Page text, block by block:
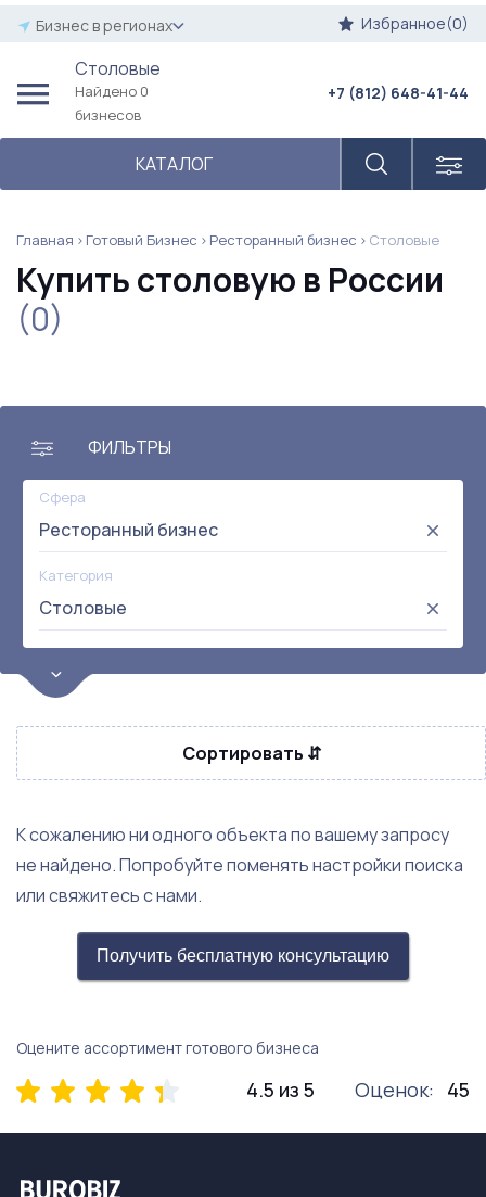
Бизнес в регионах Избранное(0)
Столовые
Найдено 0
бизнесов
КАТАЛОГ
+7 (812) 648-41-44
Главная Готовый Бизнес Ресторанный бизнес Столовые
Купить столовую в России
(0)
ФИЛЬТРЫ
Сфера
Ресторанный бизнес
Категория
Столовые
Цена
от:
до:
Прибыль
Сортировать ⇵
К сожалению ни одного объекта по вашему запросу
не найдено. Попробуйте поменять настройки поиска
или свяжитесь с нами.
Получить бесплатную консультацию
Оцените ассортимент готового бизнеса
4.5 из 5 Оценок: 45